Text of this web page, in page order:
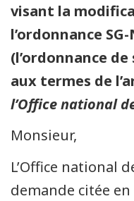
visant la
l’ordonnance SG-
(l’ordonnance
aux termes de
l’Office national
Monsieur,
L’Office national
demande citée